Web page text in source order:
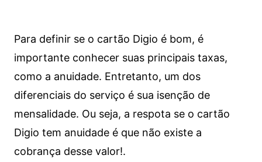
Para definir se o cartão Digio é bom, é
importante conhecer suas principais taxas,
como a anuidade. Entretanto, um dos
diferenciais do serviço é sua isenção de
mensalidade. Ou seja, a respota se o cartão
Digio tem anuidade é que não existe a
cobrança desse valor!.